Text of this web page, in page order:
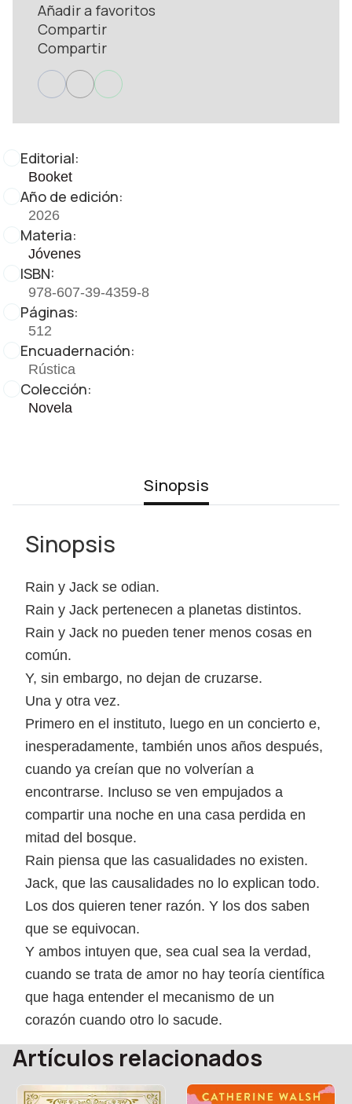
Editorial:
Booket
Año de edición:
2026
Materia:
Jóvenes
ISBN:
978-607-39-4359-8
Páginas:
512
Encuadernación:
Rústica
Colección:
Novela
Añadir a favoritos
Compartir
Compartir
Sinopsis
Sinopsis
Rain y Jack se odian.
Rain y Jack pertenecen a planetas distintos.
Rain y Jack no pueden tener menos cosas en
común.
Y, sin embargo, no dejan de cruzarse.
Una y otra vez.
Primero en el instituto, luego en un concierto e,
inesperadamente, también unos años después,
cuando ya creían que no volverían a
encontrarse. Incluso se ven empujados a
compartir una noche en una casa perdida en
mitad del bosque.
Rain piensa que las casualidades no existen.
Jack, que las causalidades no lo explican todo.
Los dos quieren tener razón. Y los dos saben
que se equivocan.
Y ambos intuyen que, sea cual sea la verdad,
cuando se trata de amor no hay teoría científica
que haga entender el mecanismo de un
corazón cuando otro lo sacude.
Artículos relacionados